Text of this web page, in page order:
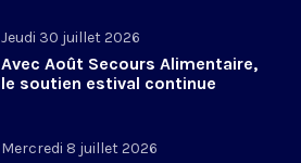
Jeudi 30 juillet 2026
Avec Août Secours Alimentaire,
le soutien estival continue
Mercredi 8 juillet 2026